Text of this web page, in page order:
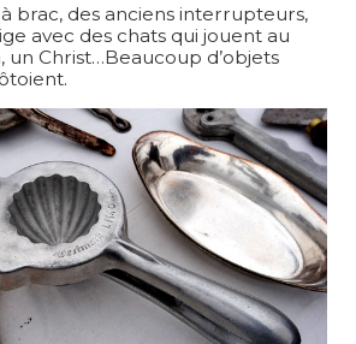
à brac, des anciens interrupteurs,
avec des chats qui jouent au
un Christ…Beaucoup d’objets